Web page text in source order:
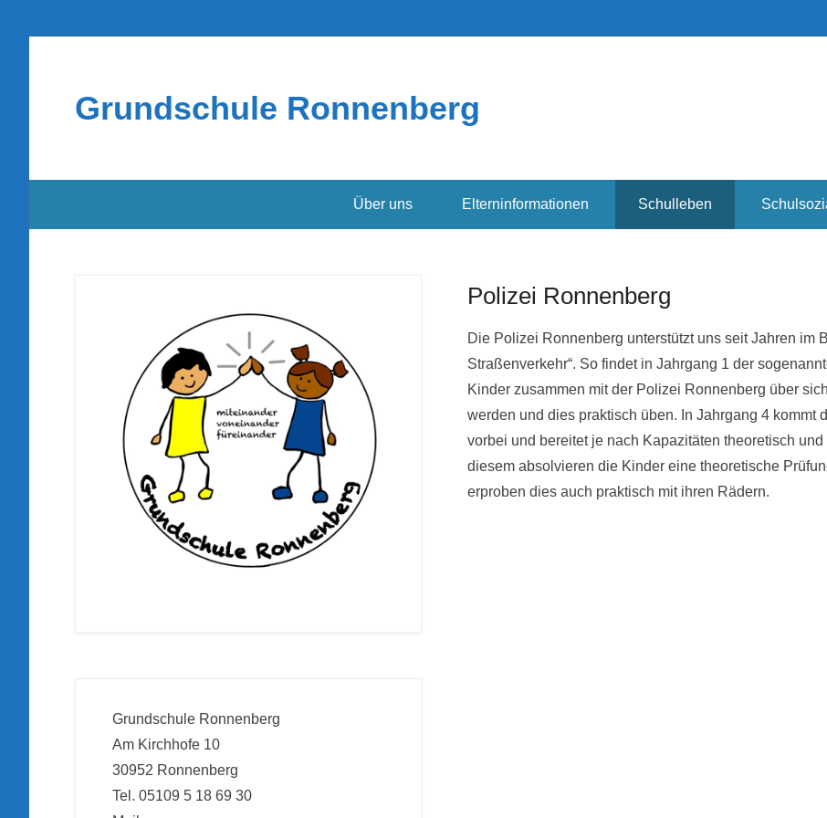
Grundschule Ronnenberg
Über uns Elterninformationen Schulleben
Polizei Ronnenberg
Die Polizei Ronnenberg unterstützt uns seit Jahren im
Straßenverkehr“. So findet in Jahrgang 1 der
Kinder zusammen mit der Polizei Ronnenberg über
werden und dies praktisch üben. In Jahrgang 4
vorbei und bereitet je nach Kapazitäten theoretisch
diesem absolvieren die Kinder eine theoretische
erproben dies auch praktisch mit ihren Rädern.
Grundschule Ronnenberg
Am Kirchhofe 10
30952 Ronnenberg
Tel. 05109 5 18 69 30